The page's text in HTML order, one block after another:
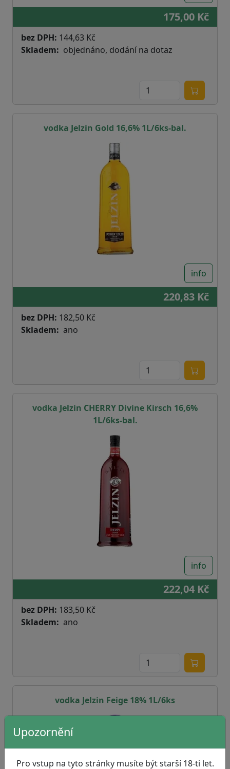
175,00 Kč
bez DPH: 144,63 Kč
Skladem
objednáno, dodání na dotaz
vodka Jelzin Gold 16,6% 1L/6ks-bal.
info
220,83 Kč
bez DPH: 182,50 Kč
Skladem
ano
vodka Jelzin CHERRY Divine Kirsch 16,6%
1L/6ks-bal.
info
222,04 Kč
bez DPH: 183,50 Kč
Skladem
ano
vodka Jelzin Feige 18% 1L/6ks
Upozornění
Pro vstup na tyto stránky musíte být starší 18-ti let.